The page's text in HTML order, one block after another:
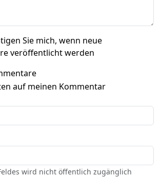
Sie mich, wenn neue
veröffentlicht werden
auf meinen Kommentar
wird nicht öffentlich zugänglich